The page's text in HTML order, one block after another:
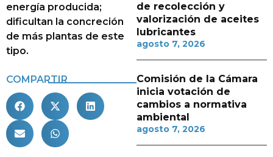
energía producida;
dificultan la concreción
de más plantas de este
tipo.
COMPARTIR
de recolección y
valorización de aceites
lubricantes
agosto 7, 2026
Comisión de la Cámara
inicia votación de
cambios a normativa
ambiental
agosto 7, 2026